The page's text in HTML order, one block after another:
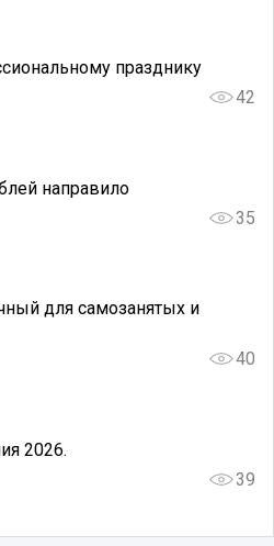
празднику
42
направило
35
для самозанятых и
40
2026.
39